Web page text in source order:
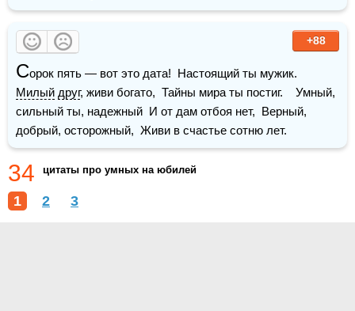
+88
С
Милый друг, живи богато,  Тайны мира ты постиг.    Умный,
сильный ты, надежный  И от дам отбоя нет,  Верный,
добрый, осторожный,  Живи в счастье сотню лет.
34 цитаты про умных на юбилей
1 2 3